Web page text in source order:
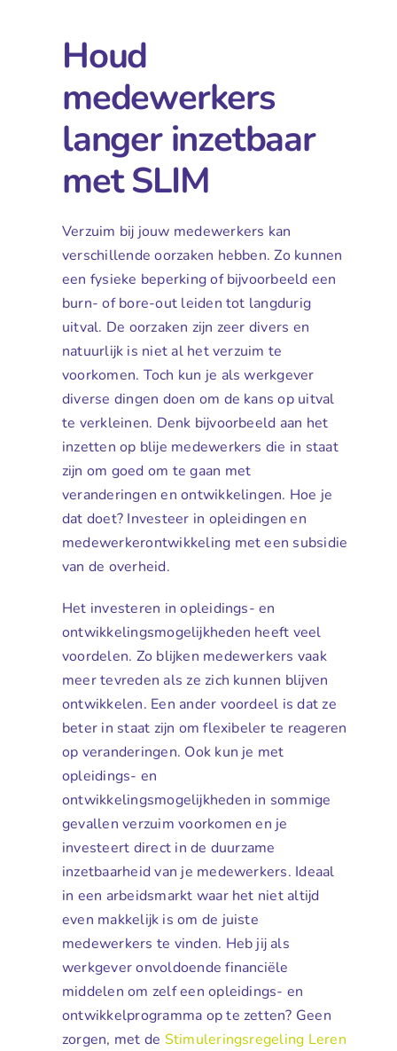
Houd
medewerkers
langer inzetbaar
met SLIM
Verzuim bij jouw medewerkers kan
verschillende oorzaken hebben. Zo kunnen
een fysieke beperking of bijvoorbeeld een
burn- of bore-out leiden tot langdurig
uitval. De oorzaken zijn zeer divers en
natuurlijk is niet al het verzuim te
voorkomen. Toch kun je als werkgever
diverse dingen doen om de kans op uitval
te verkleinen. Denk bijvoorbeeld aan het
inzetten op blije medewerkers die in staat
zijn om goed om te gaan met
veranderingen en ontwikkelingen. Hoe je
dat doet? Investeer in opleidingen en
medewerkerontwikkeling met een subsidie
van de overheid.
Het investeren in opleidings- en
ontwikkelingsmogelijkheden heeft veel
voordelen. Zo blijken medewerkers vaak
meer tevreden als ze zich kunnen blijven
ontwikkelen. Een ander voordeel is dat ze
beter in staat zijn om flexibeler te reageren
op veranderingen. Ook kun je met
opleidings- en
ontwikkelingsmogelijkheden in sommige
gevallen verzuim voorkomen en je
investeert direct in de duurzame
inzetbaarheid van je medewerkers. Ideaal
in een arbeidsmarkt waar het niet altijd
even makkelijk is om de juiste
medewerkers te vinden. Heb jij als
werkgever onvoldoende financiële
middelen om zelf een opleidings- en
ontwikkelprogramma op te zetten? Geen
zorgen, met de Stimuleringsregeling Leren